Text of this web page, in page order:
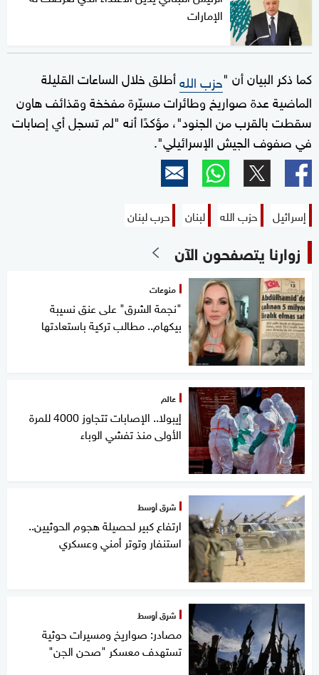
الإمارات
كما ذكر البيان أن "حزب اللهأطلق خلال الساعات القليلة
الماضية عدة صواريخ وطائرات مسيّرة مفخخة وقذائف هاون
سقطت بالقرب من الجنود"، مؤكدًا أنه "لم تسجل أي إصابات
في صفوف الجيش الإسرائيلي".
إسرائيل حزب الله لبنان حرب لبنان
زوارنا يتصفحون الآن
منوعات
"نجمة الشرق" على عنق نسيبة
بيكهام.. مطالب تركية باستعادتها
عالم
إيبولا.. الإصابات تتجاوز 4000 للمرة
الأولى منذ تفشي الوباء
شرق أوسط
ارتفاع كبير لحصيلة هجوم الحوثيين..
استنفار وتوتر أمني وعسكري
شرق أوسط
مصادر: صواريخ ومسيرات حوثية
تستهدف معسكر "صحن الجن"